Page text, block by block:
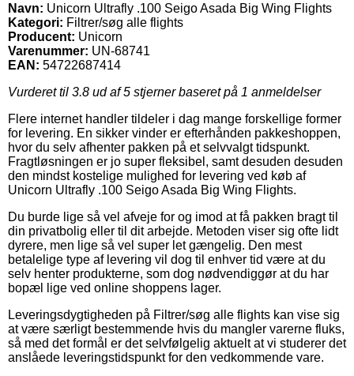
Navn: Unicorn Ultrafly .100 Seigo Asada Big Wing Flights
Kategori: Filtrer/søg alle flights
Producent: Unicorn
Varenummer: UN-68741
EAN: 54722687414
Vurderet til 3.8 ud af 5 stjerner baseret på 1 anmeldelser
Flere internet handler tildeler i dag mange forskellige former
for levering. En sikker vinder er efterhånden pakkeshoppen,
hvor du selv afhenter pakken på et selvvalgt tidspunkt.
Fragtløsningen er jo super fleksibel, samt desuden desuden
den mindst kostelige mulighed for levering ved køb af
Unicorn Ultrafly .100 Seigo Asada Big Wing Flights.
Du burde lige så vel afveje for og imod at få pakken bragt til
din privatbolig eller til dit arbejde. Metoden viser sig ofte lidt
dyrere, men lige så vel super let gængelig. Den mest
betalelige type af levering vil dog til enhver tid være at du
selv henter produkterne, som dog nødvendiggør at du har
bopæl lige ved online shoppens lager.
Leveringsdygtigheden på Filtrer/søg alle flights kan vise sig
at være særligt bestemmende hvis du mangler varerne fluks,
så med det formål er det selvfølgelig aktuelt at vi studerer det
anslåede leveringstidspunkt for den vedkommende vare.